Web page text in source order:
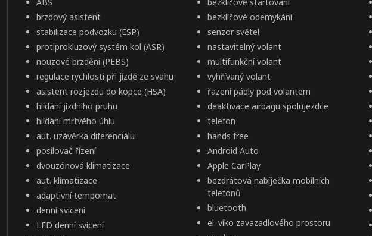
brzdový asistent
stabilizace podvozku (ESP)
protiprokluzový systém kol (ASR)
nouzové brzdění (PEBS)
regulace rychlosti při jízdě ze svahu
asistent rozjezdu do kopce (HSA)
hlídání jízdního pruhu
hlídání mrtvého úhlu
aut. uzávěrka diferenciálu
posilovač řízení
dvouzónová klimatizace
aut. klimatizace
adaptivní tempomat
denní svícení
LED denní svícení
bezklíčové odemykání
senzor světel
nastavitelný volant
multifunkční volant
vyhřívaný volant
řazení pádly pod volantem
deaktivace airbagu spolujezdce
telefon
hands free
Android Auto
Apple CarPlay
bezdrátová nabíječka mobilních
telefonů
bluetooth
el. víko zavazadlového prostoru